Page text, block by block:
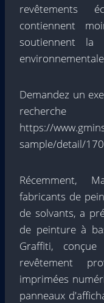
revêtements
contiennent
soutiennent la
Demandez un
https://
sample/detail/
Récemment,
fabricants de
de solvants, a
de peinture à
Graffiti,
revêtement
imprimées
panneaux